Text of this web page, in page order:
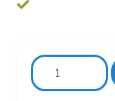
REPOSAPIES
IZQUIERDO